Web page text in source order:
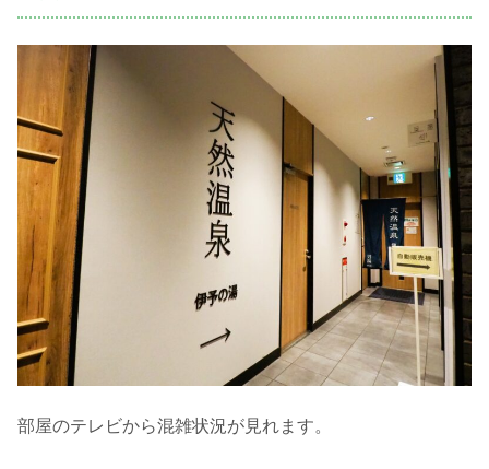
部屋のテレビから混雑状況が見れます。